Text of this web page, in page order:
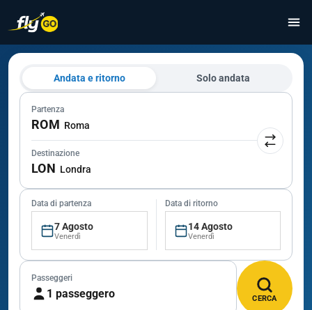
Andata e ritorno Solo andata
Partenza
ROM Roma
Destinazione
LON Londra
Data di partenza
7 Agosto
Venerdì
Data di ritorno
14 Agosto
Venerdì
Passeggeri
1 passeggero CERCA